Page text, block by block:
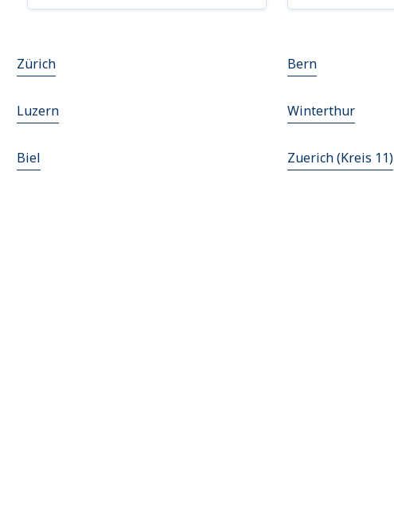
Zürich Bern
Luzern Winterthur
Biel Zuerich (Kreis 11)